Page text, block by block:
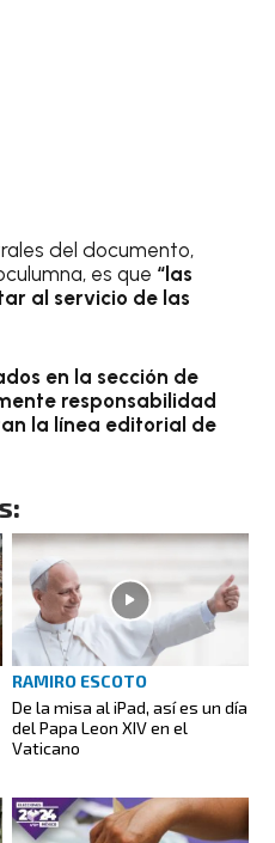
del documento,
es que “las
al servicio de las
en la sección de
responsabilidad
la línea editorial de
RAMIRO ESCOTO
De la misa al iPad, así es un día
del Papa Leon XIV en el
Vaticano